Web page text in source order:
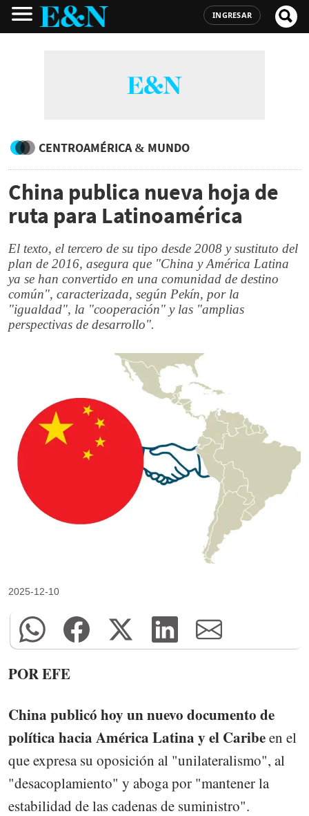
INGRESAR
CENTROAMÉRICA & MUNDO
China publica nueva hoja de
ruta para Latinoamérica
El texto, el tercero de su tipo desde 2008 y sustituto del
plan de 2016, asegura que "China y América Latina
ya se han convertido en una comunidad de destino
común", caracterizada, según Pekín, por la
"igualdad", la "cooperación" y las "amplias
perspectivas de desarrollo".
2025-12-10
POR EFE
China publicó hoy un nuevo documento de
política hacia América Latina y el Caribeen el
que expresa su oposición al "unilateralismo", al
"desacoplamiento" y aboga por "mantener la
estabilidad de las cadenas de suministro".